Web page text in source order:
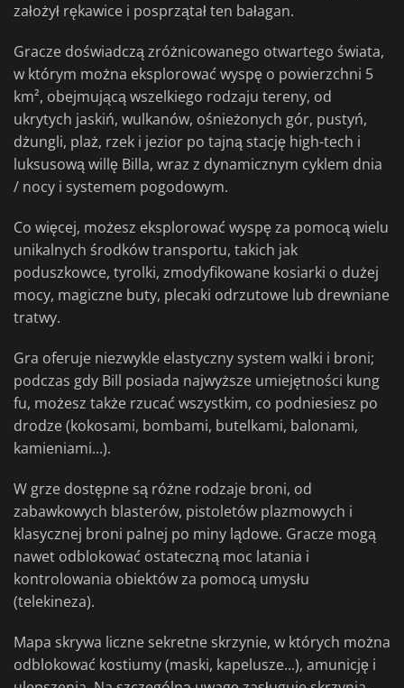
założył rękawice i posprzątał ten bałagan.
Gracze doświadczą zróżnicowanego otwartego świata,
w którym można eksplorować wyspę o powierzchni 5
km², obejmującą wszelkiego rodzaju tereny, od
ukrytych jaskiń, wulkanów, ośnieżonych gór, pustyń,
dżungli, plaż, rzek i jezior po tajną stację high-tech i
luksusową willę Billa, wraz z dynamicznym cyklem dnia
/ nocy i systemem pogodowym.
Co więcej, możesz eksplorować wyspę za pomocą wielu
unikalnych środków transportu, takich jak
poduszkowce, tyrolki, zmodyfikowane kosiarki o dużej
mocy, magiczne buty, plecaki odrzutowe lub drewniane
tratwy.
Gra oferuje niezwykle elastyczny system walki i broni;
podczas gdy Bill posiada najwyższe umiejętności kung
fu, możesz także rzucać wszystkim, co podniesiesz po
drodze (kokosami, bombami, butelkami, balonami,
kamieniami...).
W grze dostępne są różne rodzaje broni, od
zabawkowych blasterów, pistoletów plazmowych i
klasycznej broni palnej po miny lądowe. Gracze mogą
nawet odblokować ostateczną moc latania i
kontrolowania obiektów za pomocą umysłu
(telekineza).
Mapa skrywa liczne sekretne skrzynie, w których można
odblokować kostiumy (maski, kapelusze...), amunicję i